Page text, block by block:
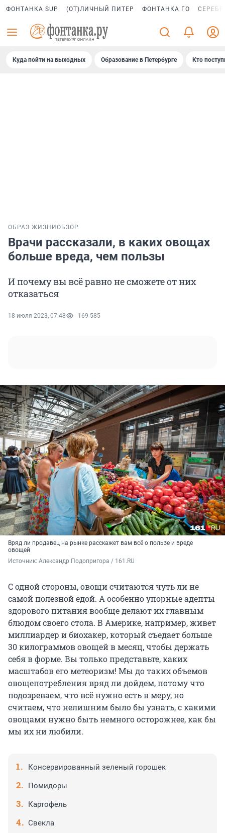
ФОНТАНКА SUP (ОТ)ЛИЧНЫЙ ПИТЕР ФОНТАНКА ГО
Куда пойти на выходных Образование в Петербурге Кто
ОБРАЗ ЖИЗНИ ОБЗОР
Врачи рассказали, в каких овощах
больше вреда, чем пользы
И почему вы всё равно не сможете от них
отказаться
18 июля 2023, 07:48 169 585
Вряд ли продавец на рынке расскажет вам всё о пользе и вреде
овощей
Источник: Александр Подопригора / 161.RU
С одной стороны, овощи считаются чуть ли не
самой полезной едой. А особенно упорные адепты
здорового питания вообще делают их главным
блюдом своего стола. В Америке, например, живет
миллиардер и биохакер, который съедает больше
30 килограммов овощей в месяц, чтобы держать
себя в форме. Вы только представьте, каких
масштабов его метеоризм! Мы до таких объемов
овощепотребления вряд ли дойдем, потому что
подозреваем, что всё нужно есть в меру, но
считаем, что нелишним было бы узнать, с какими
овощами нужно быть немного осторожнее, как бы
мы их ни любили.
Консервированный зеленый горошек
Помидоры
Картофель
Свекла